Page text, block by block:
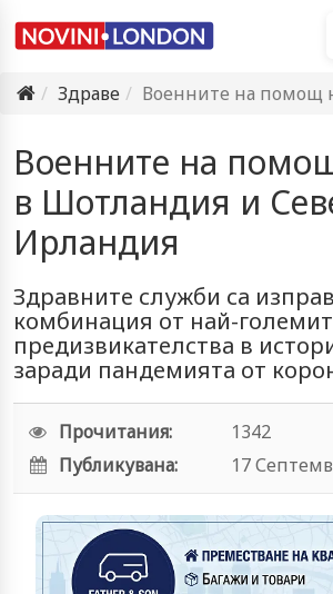
Здраве
Военните на помощ на NHS в
Военните на
в Шотландия и
Ирландия
Здравните служби са
комбинация от най-
предизвикателства в
заради пандемията от
Прочитания:
1342
Публикувана:
17